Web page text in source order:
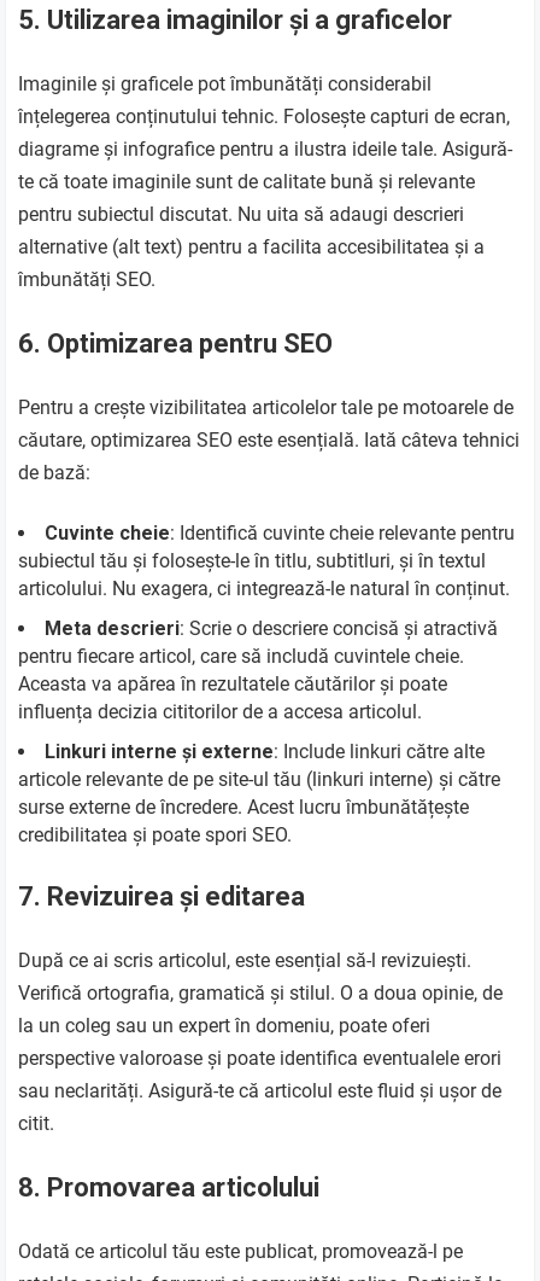
5. Utilizarea imaginilor și a graficelor
Imaginile și graficele pot îmbunătăți considerabil
înțelegerea conținutului tehnic. Folosește capturi de ecran,
diagrame și infografice pentru a ilustra ideile tale. Asigură-
te că toate imaginile sunt de calitate bună și relevante
pentru subiectul discutat. Nu uita să adaugi descrieri
alternative (alt text) pentru a facilita accesibilitatea și a
îmbunătăți SEO.
6. Optimizarea pentru SEO
Pentru a crește vizibilitatea articolelor tale pe motoarele de
căutare, optimizarea SEO este esențială. Iată câteva tehnici
de bază:
Cuvinte cheie: Identifică cuvinte cheie relevante pentru
subiectul tău și folosește-le în titlu, subtitluri, și în textul
articolului. Nu exagera, ci integrează-le natural în conținut.
Meta descrieri: Scrie o descriere concisă și atractivă
pentru fiecare articol, care să includă cuvintele cheie.
Aceasta va apărea în rezultatele căutărilor și poate
influența decizia cititorilor de a accesa articolul.
Linkuri interne și externe: Include linkuri către alte
articole relevante de pe site-ul tău (linkuri interne) și către
surse externe de încredere. Acest lucru îmbunătățește
credibilitatea și poate spori SEO.
7. Revizuirea și editarea
După ce ai scris articolul, este esențial să-l revizuiești.
Verifică ortografia, gramatică și stilul. O a doua opinie, de
la un coleg sau un expert în domeniu, poate oferi
perspective valoroase și poate identifica eventualele erori
sau neclarități. Asigură-te că articolul este fluid și ușor de
citit.
8. Promovarea articolului
Odată ce articolul tău este publicat, promovează-l pe